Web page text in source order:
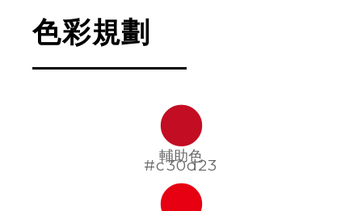
色彩規劃
輔助色
#c30d23